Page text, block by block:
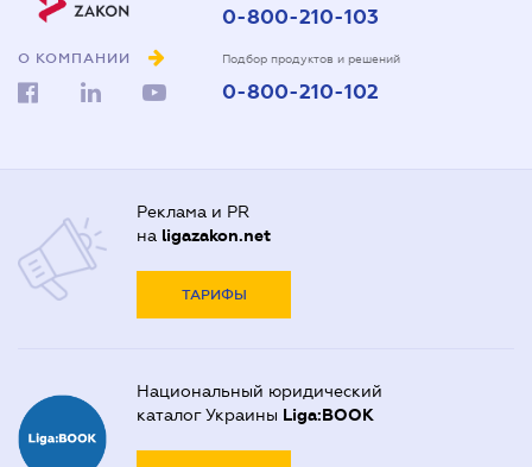
О КОМПАНИИ
0-800-210-103
Подбор продуктов и решений
0-800-210-102
Реклама и PR
на ligazakon.net
ТАРИФЫ
Национальный юридический
каталог Украины Liga:BOOK